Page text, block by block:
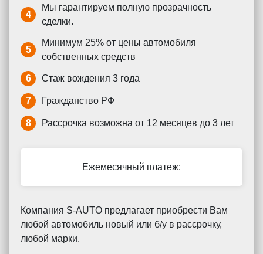
4
Мы гарантируем полную прозрачность
сделки.
5
Минимум 25% от цены автомобиля
собственных средств
6 Стаж вождения 3 года
7 Гражданство РФ
8 Рассрочка возможна от 12 месяцев до 3 лет
Ежемесячный платеж:
Компания S-AUTO предлагает приобрести Вам
любой автомобиль новый или б/у в рассрочку,
любой марки.